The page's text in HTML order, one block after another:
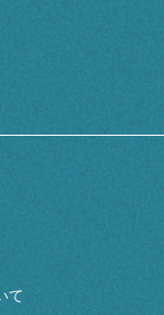
て